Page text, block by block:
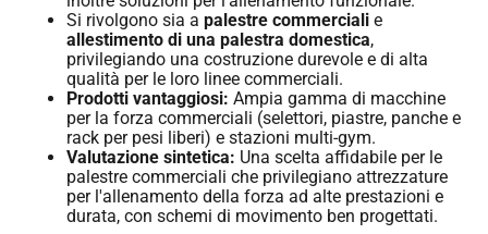
Si rivolgono sia a palestre commerciali e
allestimento di una palestra domestica,
privilegiando una costruzione durevole e di alta
qualità per le loro linee commerciali.
Prodotti vantaggiosi: Ampia gamma di macchine
per la forza commerciali (selettori, piastre, panche e
rack per pesi liberi) e stazioni multi-gym.
Valutazione sintetica: Una scelta affidabile per le
palestre commerciali che privilegiano attrezzature
per l'allenamento della forza ad alte prestazioni e
durata, con schemi di movimento ben progettati.